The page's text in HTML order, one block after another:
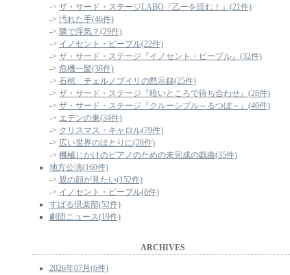
-> ザ・サード・ステージLABO『乙一を読む！』(21件)
-> 汚れた手(46件)
-> 隣で浮気？(29件)
-> イノセント・ピープル(22件)
-> ザ・サード・ステージ『イノセント・ピープル』(32件)
-> 危機一髪(38件)
-> 石棺 チェルノブイリの黙示録(25件)
-> ザ・サード・ステージ『暗いところで待ち合わせ』(28件)
-> ザ・サード・ステージ『クルーシブル～るつぼ～』(40件)
-> エデンの東(34件)
-> クリスマス・キャロル(79件)
-> 広い世界のほとりに(28件)
-> 機械じかけのピアノのための未完成の戯曲(35件)
地方公演(160件)
-> 親の顔が見たい(152件)
-> イノセント・ピープル(8件)
すばる倶楽部(52件)
劇団ニュース(19件)
ARCHIVES
2026年07月(6件)